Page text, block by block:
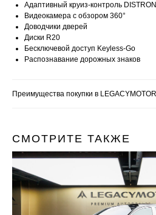
Адаптивный круиз-контроль
Видеокамера с обзором 360°
Доводчики дверей
Диски R20
Бесключевой доступ Keyless-Go
Распознавание дорожных знаков
Преимущества покупки в
СМОТРИТЕ ТАКЖЕ